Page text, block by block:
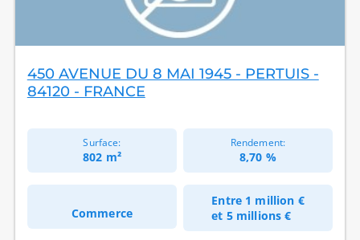
450 AVENUE DU 8 MAI 1945 - PERTUIS -
84120 - FRANCE
Surface:
802 m²
Rendement:
8,70 %
Commerce
Entre 1 million €
et 5 millions €